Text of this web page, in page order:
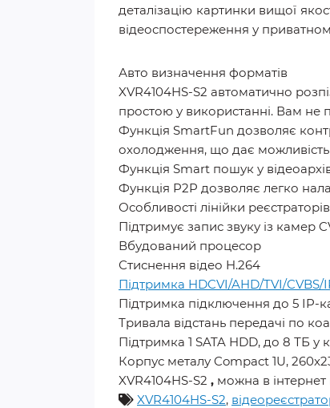
деталізацію картинки вищої
відеоспостереження у
Авто визначення форматів
XVR4104HS-S2 автоматично
простою у використанні. Вам
Функція SmartFun дозволяє
охолодження, що дає можливість
Функція Smart пошук у
Функція P2P дозволяє легко
Особливості лінійки
Підтримує запис звуку із камер
Вбудований процесор
Стиснення відео H.264
Підтримка HDCVI/AHD/TVI/CVBS/
Підтримка підключення до 5 IP-
Тривала відстань передачі по
Підтримка 1 SATA HDD, до 8 ТБ
Корпус металу Compact 1U,
XVR4104HS-S2 , можна в
XVR4104HS-S2,